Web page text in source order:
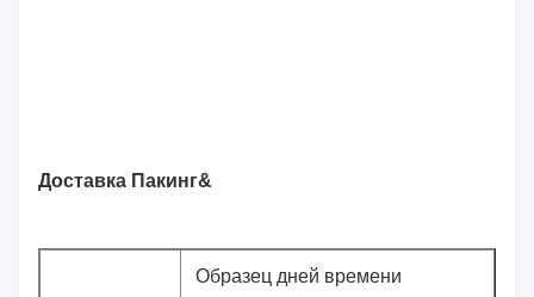
Доставка Пакинг&
Образец дней времени